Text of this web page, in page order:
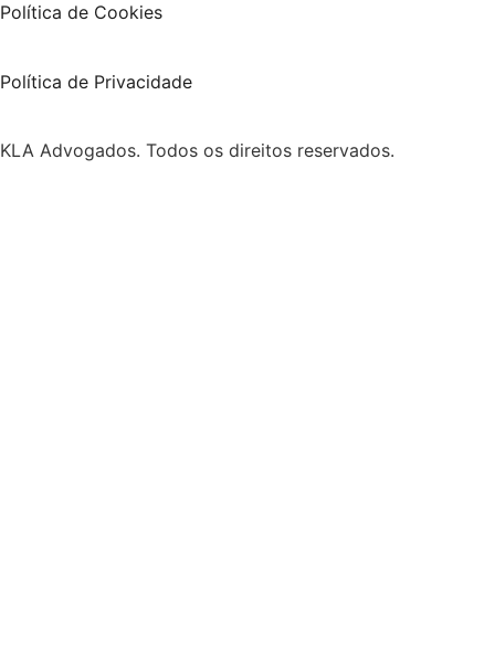
Política de Cookies
Política de Privacidade
KLA Advogados. Todos os direitos reservados.